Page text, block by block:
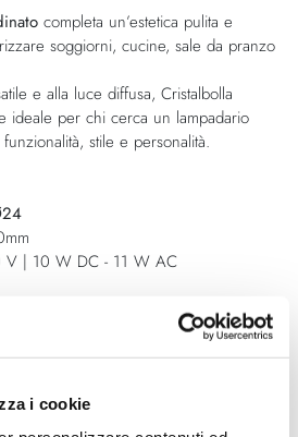
i cookie
completa un’estetica pulita e
soggiorni, cucine, sale da pranzo
e alla luce diffusa, Cristalbolla
ideale per chi cerca un lampadario
stile e personalità.
V | 10 W DC - 11 W AC